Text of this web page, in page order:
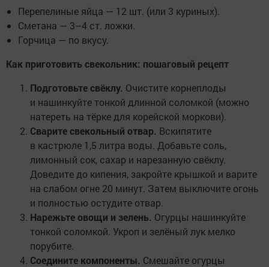
Перепелиные яйца — 12 шт. (или 3 куриных).
Сметана — 3–4 ст. ложки.
Горчица — по вкусу.
Как приготовить свекольник: пошаговый рецепт
Подготовьте свёклу. Очистите корнеплоды
и нашинкуйте тонкой длинной соломкой (можно
натереть на тёрке для корейской моркови).
Сварите свекольный отвар. Вскипятите
в кастрюле 1,5 литра воды. Добавьте соль,
лимонный сок, сахар и нарезанную свёклу.
Доведите до кипения, закройте крышкой и варите
на слабом огне 20 минут. Затем выключите огонь
и полностью остудите отвар.
Нарежьте овощи и зелень. Огурцы нашинкуйте
тонкой соломкой. Укроп и зелёный лук мелко
порубите.
Соедините компоненты. Смешайте огурцы